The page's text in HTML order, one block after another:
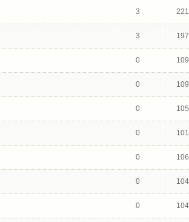
3
3
0
0
0
0
0
0
0